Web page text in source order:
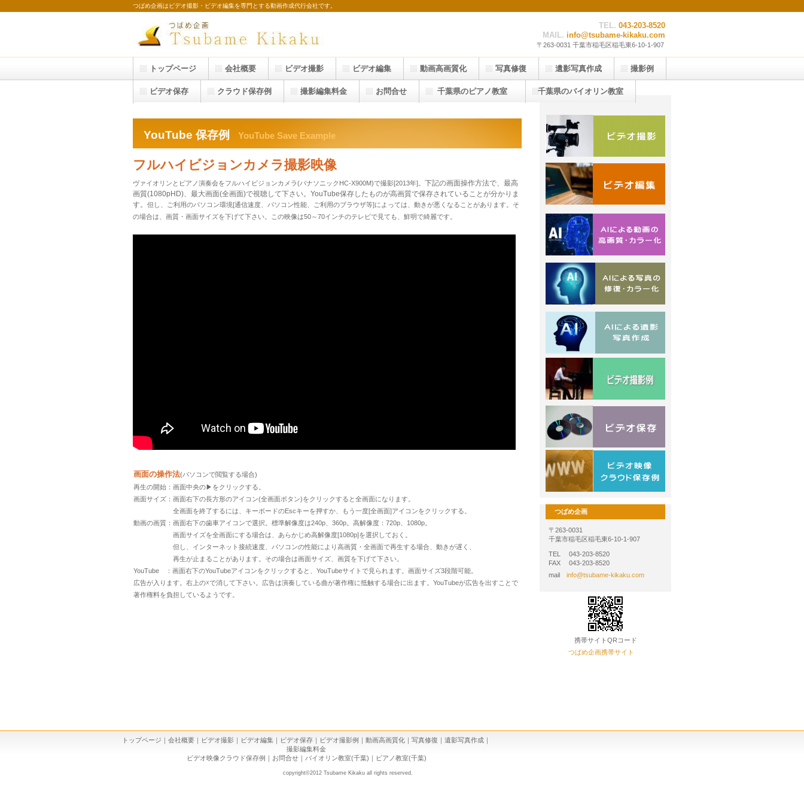
つばめ企画はビデオ撮影・ビデオ編集を専門とする動画作成代行会社です。
TEL. 043-203-8520
MAIL. info@tsubame-kikaku.com
〒263-0031 千葉市稲毛区稲毛東6-10-1-907
YouTube 保存例 YouTube Save Example
フルハイビジョンカメラ撮影映像
ヴァイオリンとピアノ演奏会をフルハイビジョンカメラ(パナソニックHC-X900M)で撮影[2013年]。 下記の画面操作方法で、最高
画質(1080pHD)、最大画面(全画面)で視聴して下さい。YouTube保存したものが高画質で保存されていることが分かりま
す。 但し、ご利用のパソコン環境[通信速度、パソコン性能、ご利用のブラウザ等]によっては、動きが悪くなることがあります。そ
の場合は、画質・画面サイズを下げて下さい。この映像は50～70インチのテレビで見ても、鮮明で綺麗です。
画面の操作法(パソコンで閲覧する場合)
再生の開始：画面中央の▶をクリックする。
画面サイズ：画面右下の長方形のアイコン(全画面ボタン)をクリックすると全画面になります。
全画面を終了するには、キーボードのEscキーを押すか、もう一度[全画面]アイコンをクリックする。
動画の画質：画面右下の歯車アイコンで選択。標準解像度は240p、360p。高解像度：720p、1080p。
画面サイズを全画面にする場合は、あらかじめ高解像度[1080p]を選択しておく。
但し、インターネット接続速度、パソコンの性能により高画質・全画面で再生する場合、動きが遅く、
再生が止まることがあります。その場合は画面サイズ、画質を下げて下さい。
YouTube ：画面右下のYouTubeアイコンをクリックすると、YouTubeサイトで見られます。画面サイズ3段階可能。
広告が入ります。右上の☓で消して下さい。広告は演奏している曲が著作権に抵触する場合に出ます。YouTubeが広告を出すことで
著作権料を負担しているようです。
トップページ 会社概要 ビデオ撮影 ビデオ編集 動画高画質化 写真修復 遺影写真作成 撮影例
ビデオ保存 クラウド保存例 撮影編集料金 お問合せ 千葉県のピアノ教室 千葉県のバイオリン教室
つばめ企画
〒263-0031
千葉市稲毛区稲毛東6-10-1-907
TEL 043-203-8520
FAX 043-203-8520
mail info@tsubame-kikaku.com
携帯サイトQRコード
つばめ企画携帯サイト
copyright©2012 Tsubame Kikaku all rights reserved.
トップページ ｜ 会社概要 ｜ ビデオ撮影 ｜ ビデオ編集 ｜ ビデオ保存 ｜ ビデオ撮影例 ｜ 動画高画質化 ｜ 写真修復 ｜ 遺影写真作成 ｜
撮影編集料金
ビデオ映像クラウド保存例｜ お問合せ｜ バイオリン教室(千葉) ｜ ピアノ教室(千葉)